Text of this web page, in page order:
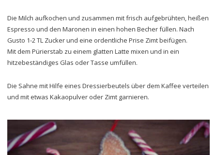
Die Milch aufkochen und zusammen mit frisch aufgebrühten, heißen
Espresso und den Maronen in einen hohen Becher füllen. Nach
Gusto 1-2 TL Zucker und eine ordentliche Prise Zimt beifügen.
Mit dem Pürierstab zu einem glatten Latte mixen und in ein
hitzebeständiges Glas oder Tasse umfüllen.
Die Sahne mit Hilfe eines Dressierbeutels über dem Kaffee verteilen
und mit etwas Kakaopulver oder Zimt garnieren.